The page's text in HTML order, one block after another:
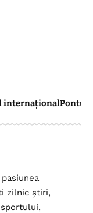
internaționalPontul
zilnic știri,